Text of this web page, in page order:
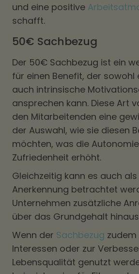
und eine positive
schafft.
50€ Sachbezug
Der 50€ Sachbezug ist ein
für einen Benefit, der sowohl
auch intrinsische
ansprechen kann. Diese Art
den Mitarbeitenden eine
der Auswahl, wie sie diesen
möchten, was die
Zufriedenheit erhöht.
Gleichzeitig kann es auch
Anerkennung betrachtet
Unternehmen zusätzliche
über das Grundgehalt
Wenn der Sachbezug
Interessen oder zur
Lebensqualität genutzt